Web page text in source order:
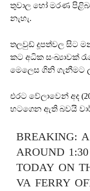
තුවාල හෝ මරණ
නැහැ.
තලවුඩ් දූපත්වල සිට
කට අධික සංඛ්‍යාවක්
මෙලෙස ගිනි ගැනීමට
එරට වේලාවෙන් අද
හටගෙන ඇති බවයි
BREAKING:
AROUND
TODAY ON
VA FERRY